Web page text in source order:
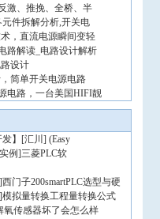
激、推挽、全桥、半
件拆解分析,开关电
，直流电源瞬间变轻
路解读_电路设计解析
设计
简单开关电源电路
电路，一台美国HIFI靓
发】[汇川] (Easy
例]三菱PLC软
]西门子200smartPLC选型与硬
]模拟量转换工程量转换公式
氧传感器坏了会怎么样